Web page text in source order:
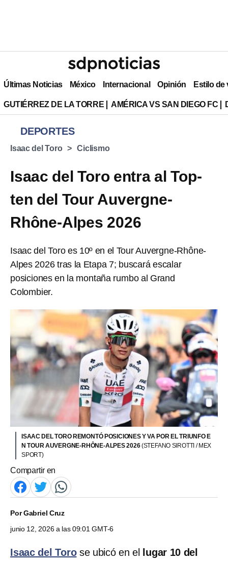
Últimas Noticias México Internacional Opinión Estilo de
GUTIÉRREZ DE LA TORRE AMÉRICA VS SAN DIEGO FC
DEPORTES
Isaac del Toro Ciclismo
Isaac del Toro entra al Top-
ten del Tour Auvergne-
Rhône-Alpes 2026
Isaac del Toro es 10º en el Tour Auvergne-Rhône-
Alpes 2026 tras la Etapa 7; buscará escalar
posiciones en la montaña rumbo al Grand
Colombier.
ISAAC DEL TORO REMONTÓ POSICIONES Y VA POR EL TRIUNFO E
N TOUR AUVERGNE-RHÔNE-ALPES 2026(STEFANO SIROTTI / MEX
SPORT)
Compartir en
PorGabriel Cruz
junio 12, 2026 a las 09:01 GMT-6
Isaac del Torose ubicó en el
lugar 10 del